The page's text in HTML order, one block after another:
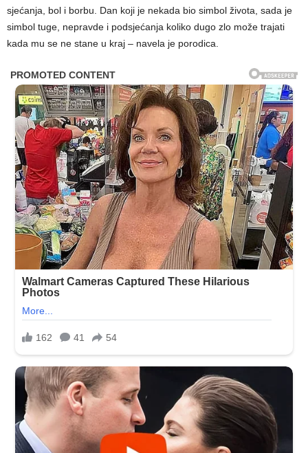
sjećanja, bol i borbu. Dan koji je nekada bio simbol života, sada je
simbol tuge, nepravde i podsjećanja koliko dugo zlo može trajati
kada mu se ne stane u kraj – navela je porodica.